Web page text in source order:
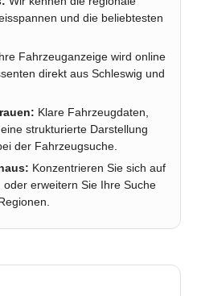
und die beliebtesten
Fahrzeuganzeige wird online
direkt aus Schleswig und
Klare Fahrzeugdaten,
strukturierte Darstellung
der Fahrzeugsuche.
Konzentrieren Sie sich auf
erweitern Sie Ihre Suche